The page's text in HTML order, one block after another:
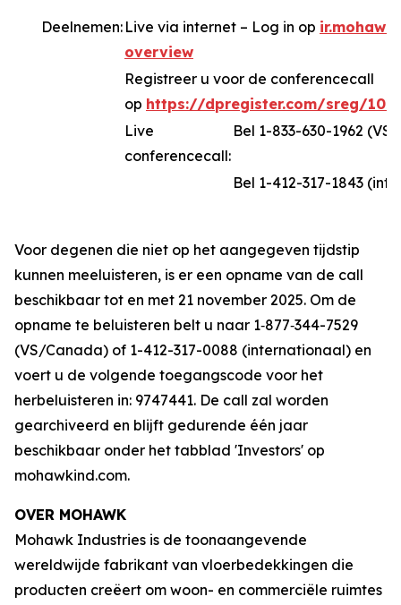
Deelnemen: Live via internet – Log in op
overview
Registreer u voor de conferencecall
op https://dpregister.com/sreg/
Live
conferencecall:
Bel 1-833-630-1962
Bel 1-412-317-1843
Voor degenen die niet op het aangegeven tijdstip
kunnen meeluisteren, is er een opname van de call
beschikbaar tot en met 21 november 2025. Om de
opname te beluisteren belt u naar 1‑877‑344-7529
(VS/Canada) of 1-412-317-0088 (internationaal) en
voert u de volgende toegangscode voor het
herbeluisteren in: 9747441. De call zal worden
gearchiveerd en blijft gedurende één jaar
beschikbaar onder het tabblad 'Investors' op
mohawkind.com.
OVER MOHAWK
Mohawk Industries is de toonaangevende
wereldwijde fabrikant van vloerbedekkingen die
producten creëert om woon- en commerciële ruimtes